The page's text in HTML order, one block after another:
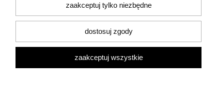
Informacje
Pomoc
Moje konto
zaakceptuj tylko niezbędne
dostosuj zgody
zaakceptuj wszystkie